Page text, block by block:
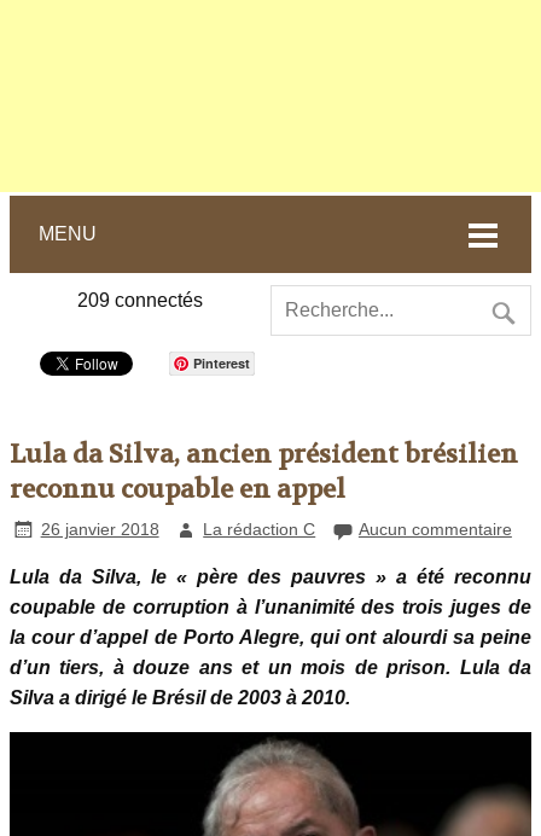
MENU
209 connectés
Pinterest
Lula da Silva, ancien président brésilien
reconnu coupable en appel
26 janvier 2018 La rédaction C Aucun commentaire
Lula da Silva, le « père des pauvres » a été reconnu
coupable de corruption à l’unanimité des trois juges de
la cour d’appel de Porto Alegre, qui ont alourdi sa peine
d’un tiers, à douze ans et un mois de prison. Lula da
Silva a dirigé le Brésil de 2003 à 2010.